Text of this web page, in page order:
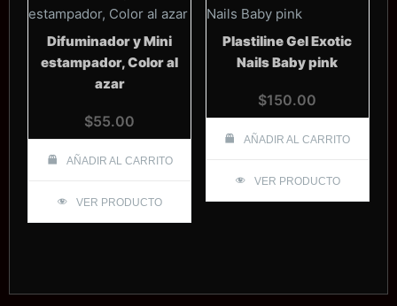
Difuminador y Mini
estampador, Color al
azar
$55.00
AÑADIR AL CARRITO
VER PRODUCTO
Plastiline Gel Exotic
Nails Baby pink
$150.00
AÑADIR AL CARRITO
VER PRODUCTO